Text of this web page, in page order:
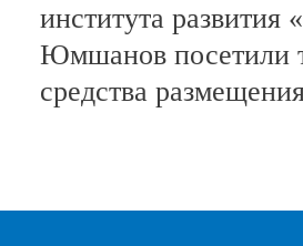
института
Юмшанов посетили
средства